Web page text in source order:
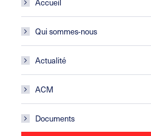
Qui sommes-nous
Actualité
ACM
Documents